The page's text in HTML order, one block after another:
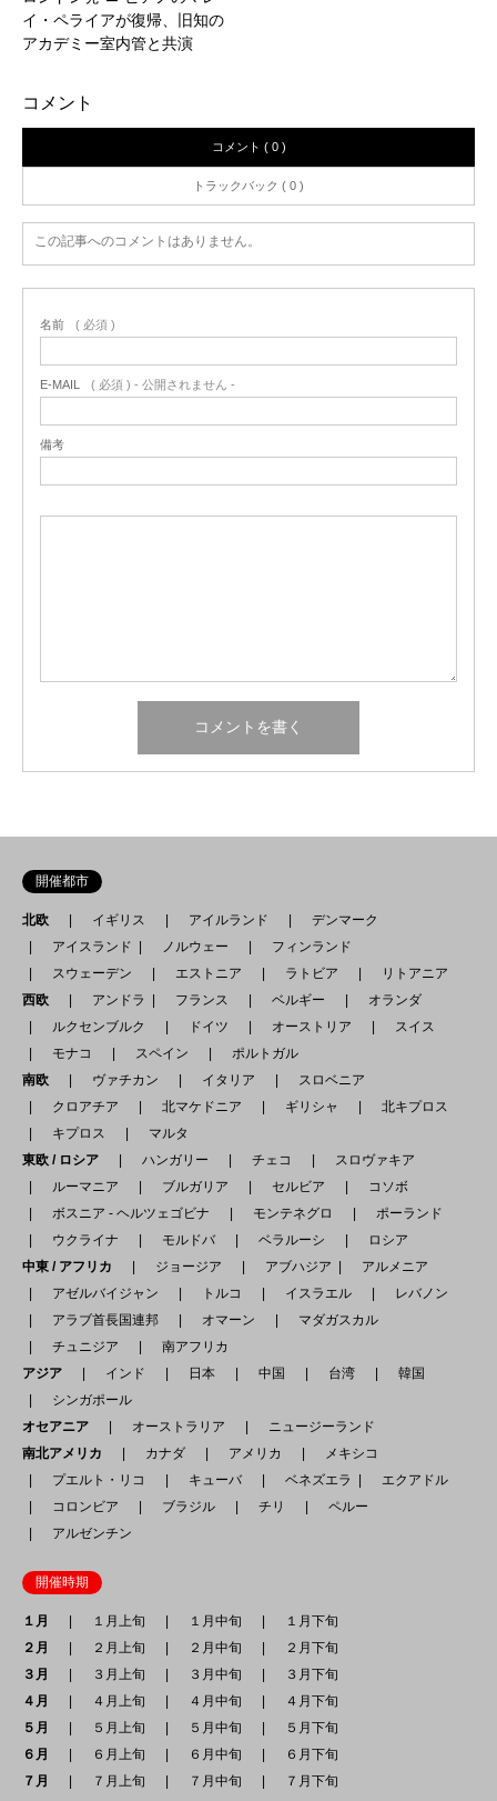
イ・ペライアが復帰、旧知の
アカデミー室内管と共演
コメント
コメント ( 0 )
トラックバック ( 0 )
この記事へのコメントはありません。
名前 ( 必須 )
E-MAIL ( 必須 ) - 公開されません -
備考
開催都市
北欧 イギリス アイルランド
デンマーク
アイスランド
ノルウェー
フィンランド
スウェーデン
エストニア ラトビア
リトアニア
西欧
アンドラ フランス ベルギー
オランダ
ルクセンブルク
ドイツ オーストリア
スイス
モナコ
スペイン
ポルトガル
南欧
ヴァチカン イタリア
スロベニア
クロアチア
北マケドニア ギリシャ
北キプロス
キプロス
マルタ
東欧 / ロシア
ハンガリー チェコ
スロヴァキア
ルーマニア
ブルガリア セルビア
コソボ
ボスニア - ヘルツェゴビナ
モンテネグロ
ポーランド
ウクライナ
モルドバ ベラルーシ
ロシア
中東 / アフリカ
ジョージア アブハジア
アルメニア
アゼルバイジャン
トルコ イスラエル
レバノン
アラブ首長国連邦
オマーン
マダガスカル
チュニジア
南アフリカ
アジア
インド 日本 中国 台湾
韓国
シンガポール
オセアニア
オーストラリア
ニュージーランド
南北アメリカ
カナダ アメリカ
メキシコ
プエルト・リコ
キューバ ベネズエラ
エクアドル
コロンビア
ブラジル チリ
ペルー
アルゼンチン
開催時期
１月 １月上旬 １月中旬
１月下旬
２月
２月上旬 ２月中旬
２月下旬
３月
３月上旬 ３月中旬
３月下旬
４月
４月上旬 ４月中旬
４月下旬
５月
５月上旬 ５月中旬
５月下旬
６月
６月上旬 ６月中旬
６月下旬
７月
７月上旬 ７月中旬
７月下旬